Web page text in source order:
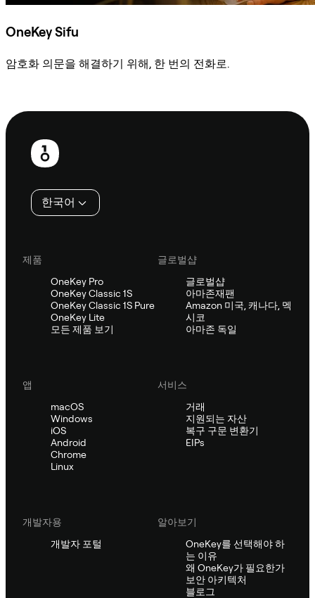
OneKey Sifu
암호화 의문을 해결하기 위해, 한 번의 전화로.
보
한국어
제품
OneKey Pro
OneKey Classic 1S
OneKey Classic 1S Pure
OneKey Lite
모든 제품 보기
글로벌샵
글로벌샵
아마존재팬
Amazon 미국, 캐나다, 멕
시코
아마존 독일
앱
macOS
Windows
iOS
Android
Chrome
Linux
서비스
거래
지원되는 자산
복구 구문 변환기
EIPs
개발자용
개발자 포털
알아보기
OneKey를 선택해야 하
는 이유
왜 OneKey가 필요한가
보안 아키텍처
블로그